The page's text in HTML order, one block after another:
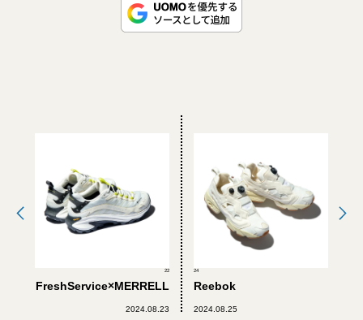
22
FreshService×MERRELL
2024.08.23
24
Reebok
2024.08.25